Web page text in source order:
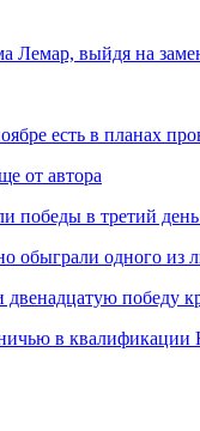
Лемар, выйдя на
есть в планах
от автора
в третий
обыграли одного из
победу
в